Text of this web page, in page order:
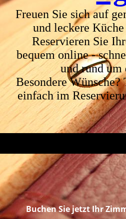
Freuen Sie sich auf
und leckere
Reservieren Sie
bequem online -
und rund um
Besondere Wünsche?
einfach im
Buchen Sie jetzt Ihr